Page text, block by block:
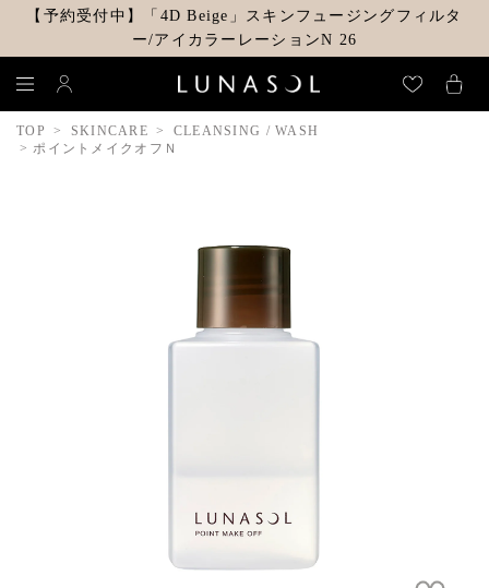
【予約受付中】「4D Beige」スキンフュージングフィルタ
ー/アイカラーレーションN 26
TOP SKINCARE
CLEANSING / WASH
ポイントメイクオフＮ